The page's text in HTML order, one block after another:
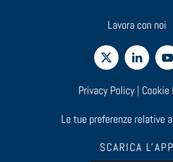
Lavora con noi
Privacy Policy| Cookie
Le tue preferenze relative
SCARICA L'APP